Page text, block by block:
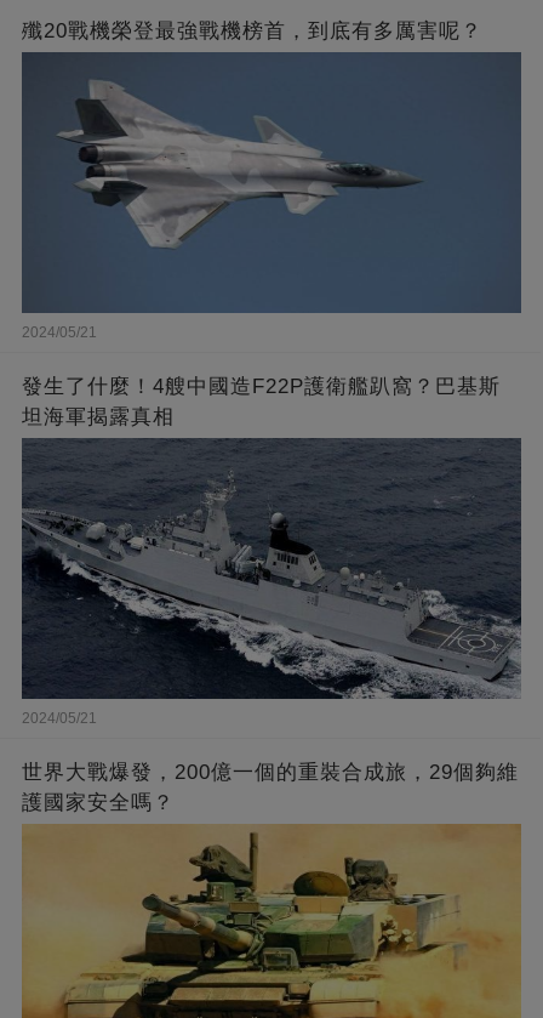
殲20戰機榮登最強戰機榜首，到底有多厲害呢？
2024/05/21
發生了什麼！4艘中國造F22P護衛艦趴窩？巴基斯
坦海軍揭露真相
2024/05/21
世界大戰爆發，200億一個的重裝合成旅，29個夠維
護國家安全嗎？